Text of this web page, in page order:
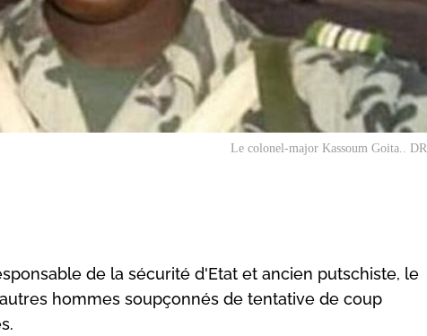
Le colonel-major Kassoum Goita.. DR
de la sécurité d'Etat et ancien putschiste, le
hommes soupçonnés de tentative de coup